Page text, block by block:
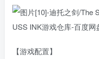
【游戏配置】